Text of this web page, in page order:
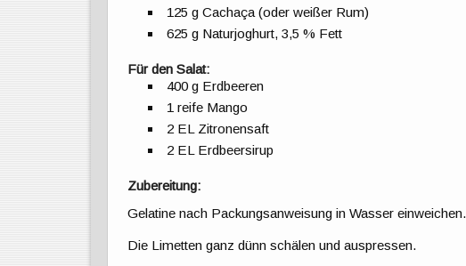
125 g Cachaça (oder weißer Rum)
625 g Naturjoghurt, 3,5 % Fett
Für den Salat:
400 g Erdbeeren
1 reife Mango
2 EL Zitronensaft
2 EL Erdbeersirup
Zubereitung:
Gelatine nach Packungsanweisung in Wasser einweichen.
Die Limetten ganz dünn schälen und auspressen.